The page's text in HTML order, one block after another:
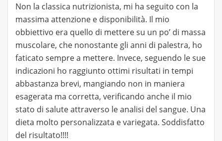
Non la classica nutrizionista, mi ha seguito con la
massima attenzione e disponibilità. Il mio
obbiettivo era quello di mettere su un po’ di massa
muscolare, che nonostante gli anni di palestra, ho
faticato sempre a mettere. Invece, seguendo le sue
indicazioni ho raggiunto ottimi risultati in tempi
abbastanza brevi, mangiando non in maniera
esagerata ma corretta, verificando anche il mio
stato di salute attraverso le analisi del sangue. Una
dieta molto personalizzata e variegata. Soddisfatto
del risultato!!!!